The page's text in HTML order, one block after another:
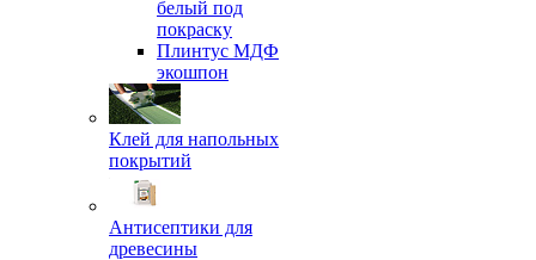
белый под
покраску
Плинтус МДФ
экошпон
Клей для напольных
покрытий
Антисептики для
древесины